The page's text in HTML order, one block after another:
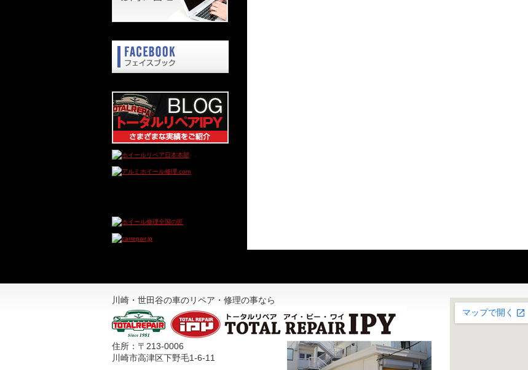
川崎・世田谷の車のリペア・修理の事なら
住所：〒213-0006
川崎市高津区下野毛1-6-11